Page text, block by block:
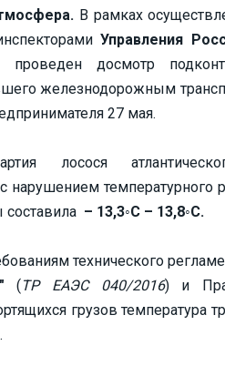
В рамках
Управления
проведен досмотр
железнодорожным
27 мая.
лосося
с нарушением
– 13,3◦С – 13,8◦С.
технического
(ТР ЕАЭС 040/2016) и
грузов